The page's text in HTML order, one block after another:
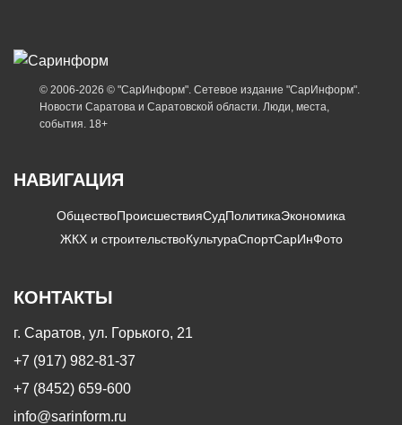
© 2006-2026 © "СарИнформ". Сетевое издание "СарИнформ".
Новости Саратова и Саратовской области. Люди, места,
события. 18+
НАВИГАЦИЯ
ОбществоПроисшествияСудПолитикаЭкономика
ЖКХ и строительствоКультураСпортСарИнФото
КОНТАКТЫ
г. Саратов, ул. Горького, 21
+7 (917) 982-81-37
+7 (8452) 659-600
info@sarinform.ru